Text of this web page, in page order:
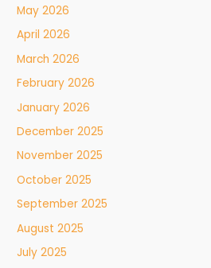
May 2026
April 2026
March 2026
February 2026
January 2026
December 2025
November 2025
October 2025
September 2025
August 2025
July 2025